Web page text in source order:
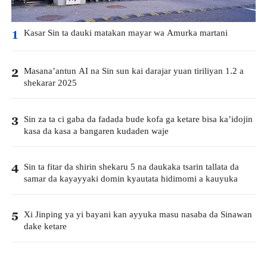
1 Kasar Sin ta dauki matakan mayar wa Amurka martani
2 Masana’antun AI na Sin sun kai darajar yuan tiriliyan 1.2 a
shekarar 2025
3 Sin za ta ci gaba da fadada bude kofa ga ketare bisa ka’idojin
kasa da kasa a bangaren kudaden waje
4 Sin ta fitar da shirin shekaru 5 na daukaka tsarin tallata da
samar da kayayyaki domin kyautata hidimomi a kauyuka
5 Xi Jinping ya yi bayani kan ayyuka masu nasaba da Sinawan
dake ketare